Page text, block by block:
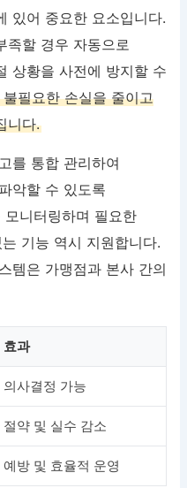
있어 중요한 요소입니다.
족할 경우 자동으로
상황을 사전에 방지할 수
필요한 손실을 줄이고
니다.
를 통합 관리하여
악할 수 있도록
니터링하며 필요한
기능 역시 지원합니다.
템은 가맹점과 본사 간의
효과
의사결정 가능
절약 및 실수 감소
예방 및 효율적 운영